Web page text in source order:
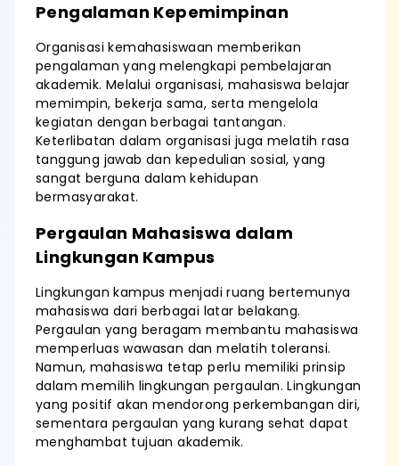
Pengalaman Kepemimpinan
Organisasi kemahasiswaan memberikan
pengalaman yang melengkapi pembelajaran
akademik. Melalui organisasi, mahasiswa belajar
memimpin, bekerja sama, serta mengelola
kegiatan dengan berbagai tantangan.
Keterlibatan dalam organisasi juga melatih rasa
tanggung jawab dan kepedulian sosial, yang
sangat berguna dalam kehidupan
bermasyarakat.
Pergaulan Mahasiswa dalam
Lingkungan Kampus
Lingkungan kampus menjadi ruang bertemunya
mahasiswa dari berbagai latar belakang.
Pergaulan yang beragam membantu mahasiswa
memperluas wawasan dan melatih toleransi.
Namun, mahasiswa tetap perlu memiliki prinsip
dalam memilih lingkungan pergaulan. Lingkungan
yang positif akan mendorong perkembangan diri,
sementara pergaulan yang kurang sehat dapat
menghambat tujuan akademik.